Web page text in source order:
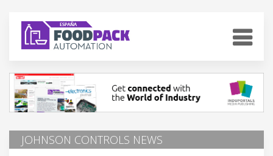
JOHNSON CONTROLS NEWS